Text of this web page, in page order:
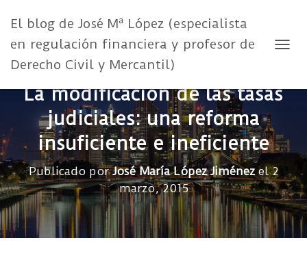
El blog de José Mª López (especialista
en regulación financiera y profesor de
Derecho Civil y Mercantil)
La modificación de las tasas
judiciales: una reforma
insuficiente e ineficiente
Publicado porJosé María López Jiménezel2
marzo, 2015